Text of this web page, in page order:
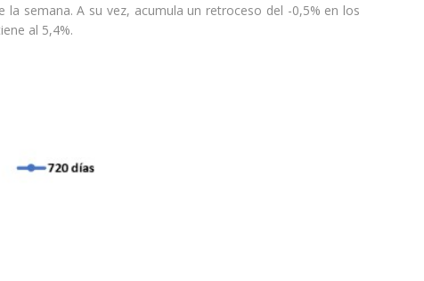
semana. A su vez, acumula un retroceso del -0,5% en los
al 5,4%.